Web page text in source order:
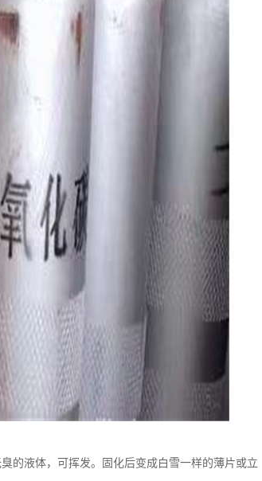
的液体，可挥发。固化后变成白雪一样的薄片或立